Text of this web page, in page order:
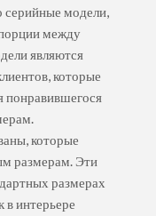
серийные модели,
между
являются
которые
понравившегося
которые
размерам. Эти
размерах
интерьере